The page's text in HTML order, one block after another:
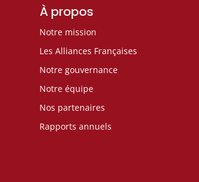
À propos
Notre mission
Les Alliances Françaises
Notre gouvernance
Notre équipe
Nos partenaires
Rapports annuels